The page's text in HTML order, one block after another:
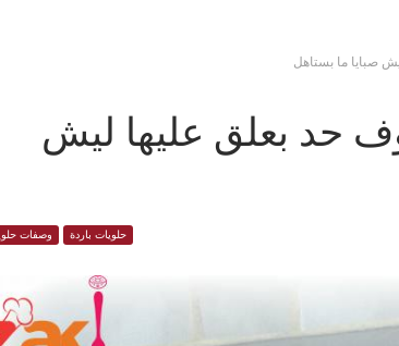
صبايا ما بستاهل
حد بعلق عليها ليش
حلويات باردة وصفات